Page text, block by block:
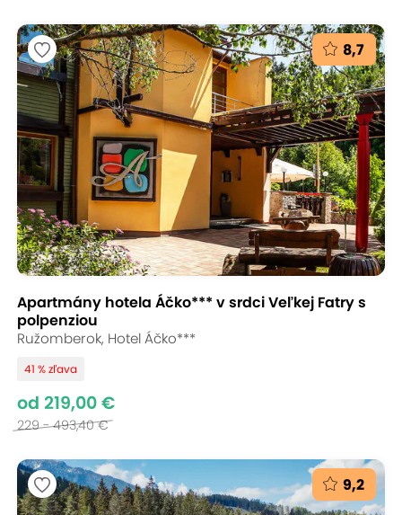
8,7
Apartmány hotela Áčko*** v srdci Veľkej Fatry s
polpenziou
Ružomberok, Hotel Áčko***
41 % zľava
od 219,00 €
229 - 493,40 €
9,2